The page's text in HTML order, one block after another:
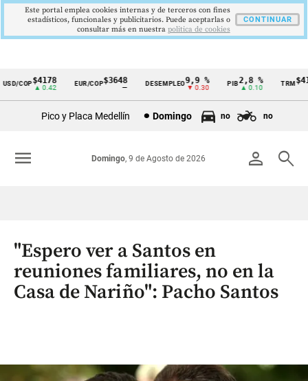
Cintillo
Colombia
COP$4178
▲ 0.42
EUR/COP$3648 DESEMPLEO 9,9 %
▼ 0.30
PIB2,8 %
▲ 0.10
TRM
Pico y Placa Medellín Domingo no no
person search
Domingo, 9 de Agosto de 2026
menu
"Espero ver a Santos en
reuniones familiares, no en la
Casa de Nariño": Pacho Santos
Este portal emplea cookies internas y de terceros con fines
estadísticos, funcionales y publicitarios. Puede aceptarlas o
consultar más en nuestra politica de cookies
CONTINUAR